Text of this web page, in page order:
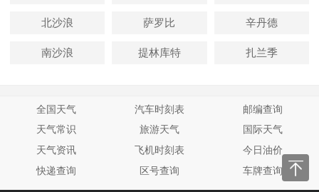
北沙浪 萨罗比 辛丹德
南沙浪 提林库特 扎兰季
全国天气 汽车时刻表
邮编查询
天气常识
旅游天气
国际天气
天气资讯
飞机时刻表
今日油价
快递查询
区号查询 车牌查询